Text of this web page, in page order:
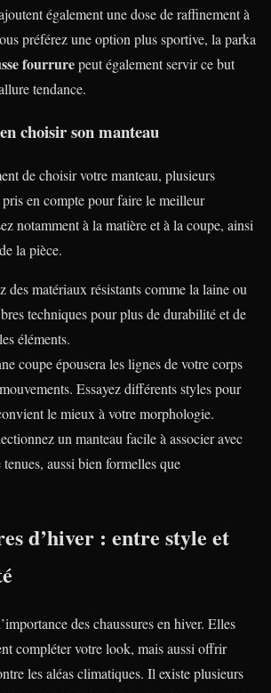
également une dose de raffinement à
préférez une option plus sportive, la parka
fourrurepeut également servir ce but
tendance.
choisir son manteau
de choisir votre manteau, plusieurs
en compte pour faire le meilleur
notamment à la matière et à la coupe, ainsi
la pièce.
des matériaux résistants comme la laine ou
techniques pour plus de durabilité et de
éléments.
coupe épousera les lignes de votre corps
Essayez différents styles pour
le mieux à votre morphologie.
un manteau facile à associer avec
aussi bien formelles que
d’hiver : entre style et
des chaussures en hiver. Elles
compléter votre look, mais aussi offrir
les aléas climatiques. Il existe plusieurs